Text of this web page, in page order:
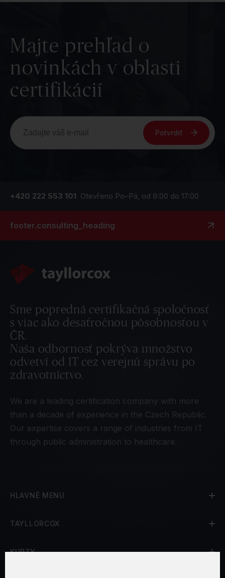
Majte prehľad o
novinkách v oblasti
certifikácií
Potvrdiť
+420 222 553 101 Otevřeno Po–Pá, od 9:00 do 17:00
footer.consulting_heading
Sme popredná certifikačná spoločnosť
s viac ako desaťročnou pôsobnosťou v
ČR.
Naša odbornosť pokrýva množstvo
odvetví od IT cez verejnú správu po
zdravotníctvo.
We are a leading certification company with more
than a decade of experience in the Czech Republic.
Our expertise covers a range of industries from IT
through public administration to healthcare.
HLAVNÉ MENU
TAYLLORCOX
KURZY